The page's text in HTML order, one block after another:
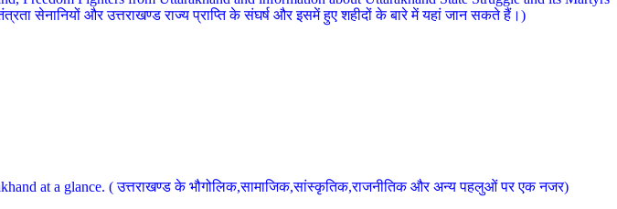
सेनानियों और उत्तराखण्ड राज्य प्राप्ति के संघर्ष और इसमें हुए शहीदों के बारे में यहां जान सकते हैं।)
at a glance. ( उत्तराखण्ड के भौगोलिक,सामाजिक,सांस्कृतिक,राजनीतिक और अन्य पहलुओं पर एक नजर)